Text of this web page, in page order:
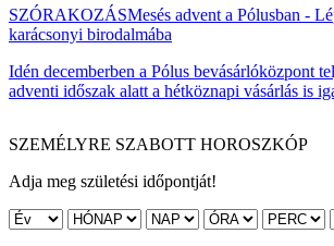
SZÓRAKOZÁSMesés advent a Pólusban -
karácsonyi birodalmába
Idén decemberben a Pólus bevásárlóközpont
adventi időszak alatt a hétköznapi vásárlás is
SZEMÉLYRE SZABOTT HOROSZKÓP
Adja meg születési időpontját!